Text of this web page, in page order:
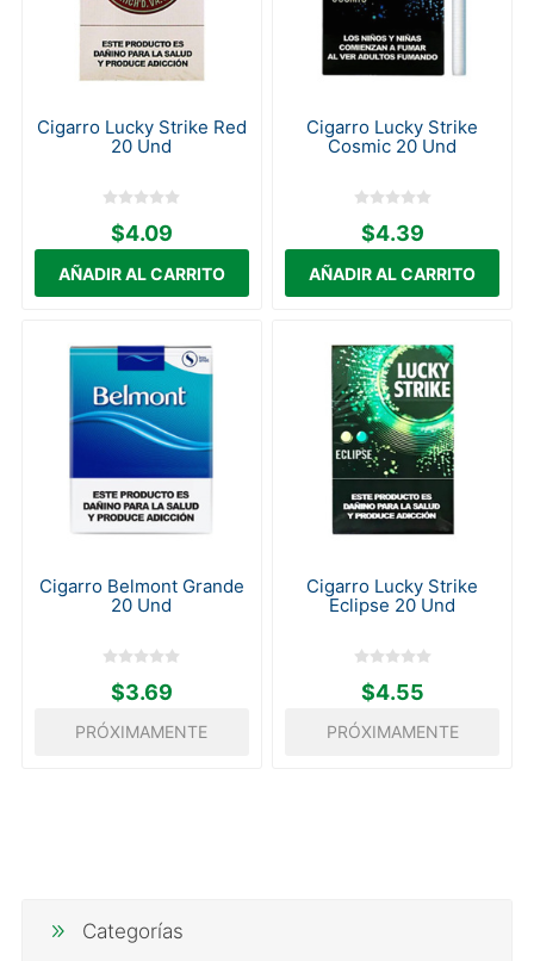
Cigarro Lucky Strike Red
20 Und
$4.09
Cigarro Lucky Strike
Cosmic 20 Und
$4.39
Cigarro Belmont Grande
20 Und
$3.69
PRÓXIMAMENTE
Cigarro Lucky Strike
Eclipse 20 Und
$4.55
PRÓXIMAMENTE
Categorías